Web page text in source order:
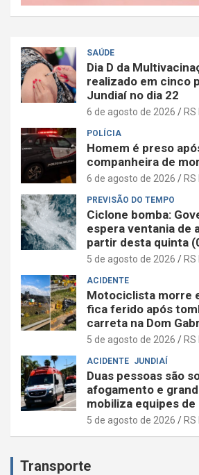
SAÚDE
Dia D da
realizado em cinco
Jundiaí no dia 22
6 de agosto de 2026
POLÍCIA
Homem é preso
companheira de
6 de agosto de 2026
PREVISÃO DO TEMPO
Ciclone bomba:
espera ventania de
partir desta quinta
5 de agosto de 2026
ACIDENTE
Motociclista morre
fica ferido após
carreta na Dom
5 de agosto de 2026
ACIDENTE JUNDIAÍ
Duas pessoas são
afogamento e
mobiliza equipes
5 de agosto de 2026
Transporte